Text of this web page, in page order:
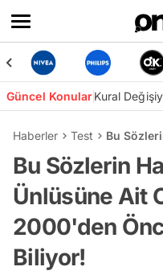
Güncel KonularKural
Haberler Test Bu
Bu Sözlerin
Ünlüsüne Ait
2000'den
Biliyor!